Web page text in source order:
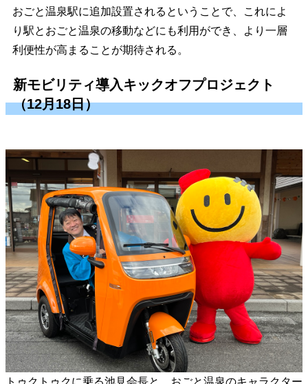
おごと温泉駅に追加設置されるということで、これによ
り駅とおごと温泉の移動などにも利用ができ、より一層
利便性が高まることが期待される。
新モビリティ導入キックオフプロジェクト
（12月18日）
トゥクトゥクに乗る池見会長と、おごと温泉のキャラクター